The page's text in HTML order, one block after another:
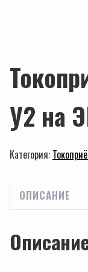
У2 на
Категория:
ОПИСАНИЕ